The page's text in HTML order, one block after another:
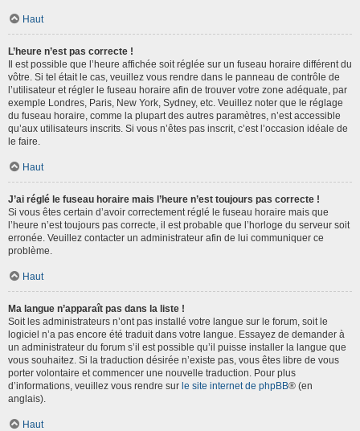
Haut
L’heure n’est pas correcte !
Il est possible que l’heure affichée soit réglée sur un fuseau horaire différent du
vôtre. Si tel était le cas, veuillez vous rendre dans le panneau de contrôle de
l’utilisateur et régler le fuseau horaire afin de trouver votre zone adéquate, par
exemple Londres, Paris, New York, Sydney, etc. Veuillez noter que le réglage
du fuseau horaire, comme la plupart des autres paramètres, n’est accessible
qu’aux utilisateurs inscrits. Si vous n’êtes pas inscrit, c’est l’occasion idéale de
le faire.
Haut
J’ai réglé le fuseau horaire mais l’heure n’est toujours pas correcte !
Si vous êtes certain d’avoir correctement réglé le fuseau horaire mais que
l’heure n’est toujours pas correcte, il est probable que l’horloge du serveur soit
erronée. Veuillez contacter un administrateur afin de lui communiquer ce
problème.
Haut
Ma langue n’apparaît pas dans la liste !
Soit les administrateurs n’ont pas installé votre langue sur le forum, soit le
logiciel n’a pas encore été traduit dans votre langue. Essayez de demander à
un administrateur du forum s’il est possible qu’il puisse installer la langue que
vous souhaitez. Si la traduction désirée n’existe pas, vous êtes libre de vous
porter volontaire et commencer une nouvelle traduction. Pour plus
d’informations, veuillez vous rendre sur le site internet de phpBB® (en
anglais).
Haut